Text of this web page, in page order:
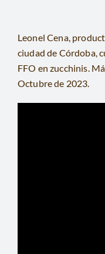
BUSCAR:
Leonel Cena,
ciudad de Córdoba,
FFO en zucchinis.
Octubre de 2023.